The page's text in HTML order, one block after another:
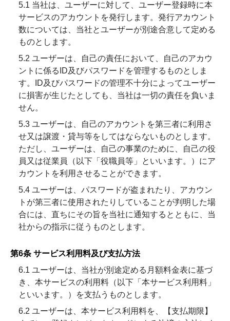
5.1 当社は、ユーザーに対して、ユーザー登録時に本
サービスのアカウントを発行します。発行アカウント
数については、当社とユーザーが別途合意して定める
ものとします。
5.2 ユーザーは、自己の責任において、自己のアカウ
ントに係るID及びパスワードを管理するものとしま
す。ID及びパスワードの管理不十分によってユーザー
に損害が生じたとしても、当社は一切の責任を負いま
せん。
5.3 ユーザーは、自己のアカウントを第三者に利用さ
せ又は譲渡・貸与等をしてはならないものとします。
ただし、ユーザーは、自己の事業のために、自己の役
員又は従業員（以下「役職員等」といいます。）にア
カウントを利用させることができます。
5.4 ユーザーは、パスワードが盗まれたり、アカウン
トが第三者に使用されたりしていることが判明した場
合には、直ちにその旨を当社に通知するとともに、当
社からの指示に従うものとします。
第6条 サービス利用料及び支払方法
6.1 ユーザーは、当社が別途定める月額料金表に基づ
き、本サービスの利用料（以下「本サービス利用料」
といいます。）を支払うものとします。
6.2 ユーザーは、本サービス利用料を、【支払期限】